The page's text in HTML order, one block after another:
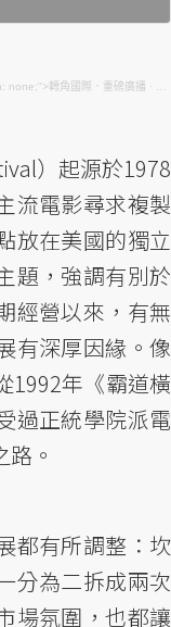
轉角國際．重磅廣播 ·
）起源於1978
流電影尋求複製
放在美國的獨立
題，強調有別於
經營以來，有無
有深厚因緣。像
1992年《霸道橫
過正統學院派電
。
都有所調整：坎
分為二拆成兩次
場氛圍，也都讓